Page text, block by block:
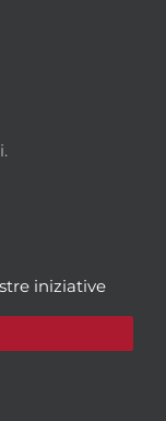
iniziative